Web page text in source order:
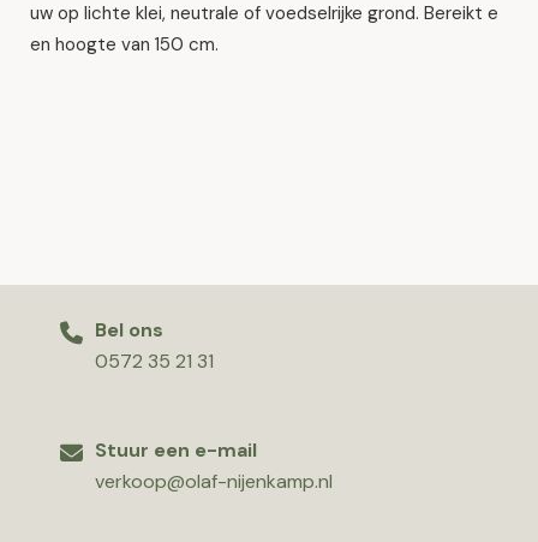
uw op lichte klei, neutrale of voedselrijke grond. Bereikt e
en hoogte van 150 cm.
Bel ons
0572 35 21 31
Stuur een e-mail
verkoop@olaf-nijenkamp.nl